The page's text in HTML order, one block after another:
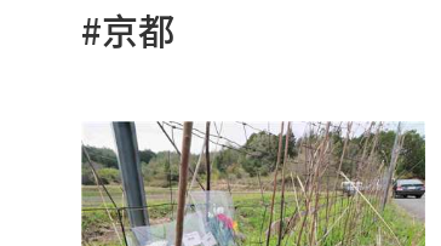
#京都